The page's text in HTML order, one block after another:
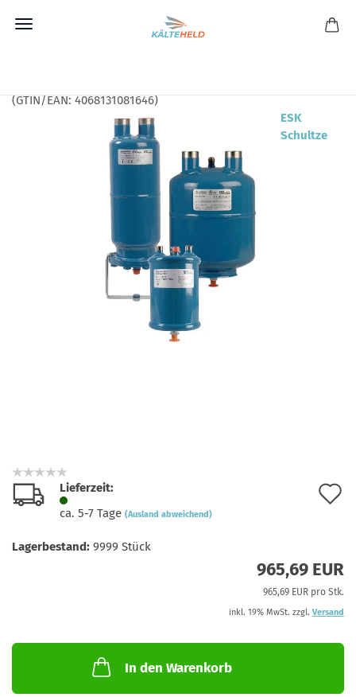
(GTIN/EAN: 4068131081646)
ESK
Schultze
Lieferzeit:
ca. 5-7 Tage (Ausland abweichend)
Lagerbestand: 9999 Stück
965,69 EUR
965,69 EUR pro Stk.
inkl. 19% MwSt. zzgl. Versand
In den Warenkorb